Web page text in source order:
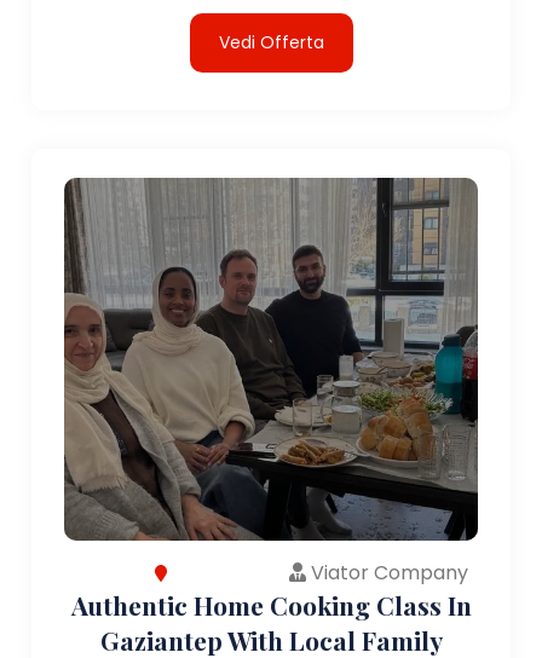
Vedi Offerta
Viator Company
Authentic Home Cooking Class In
Gaziantep With Local Family